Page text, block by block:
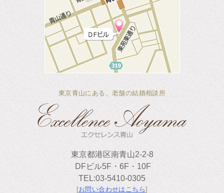
東京青山にある、老舗の結婚相談所
東京都港区南青山2-2-8
DFビル5F・6F・10F
TEL:03-5410-0305
[お問い合わせはこちら]